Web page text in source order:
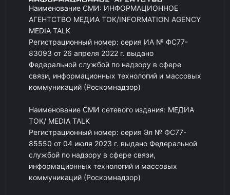
Наименование СМИ: ИНФОРМАЦИОННОЕ
АГЕНТСТВО МЕДИА ТОК/INFORMATION AGENCY
MEDIA TALK
Регистрационный номер: серия ИА № ФС77-
83093 от 26 апреля 2022 г. выдано
Федеральной службой по надзору в сфере
связи, информационных технологий и массовых
коммуникаций (Роскомнадзор)
Наименование СМИ сетевого издания: МЕДИА
ТОК/ MEDIA TALK
Регистрационный номер: серия Эл № ФС77-
85550 от 04 июля 2023 г. выдано Федеральной
службой по надзору в сфере связи,
информационных технологий и массовых
коммуникаций (Роскомнадзор)